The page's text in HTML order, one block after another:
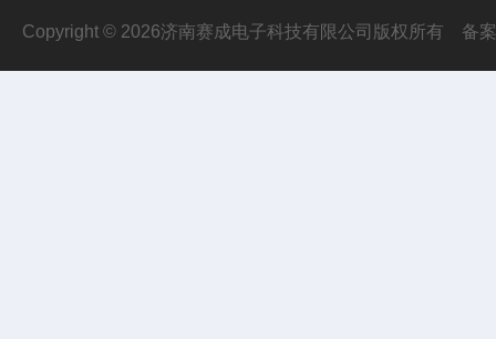
Copyright © 2026济南赛成电子科技有限公司版权所有 备